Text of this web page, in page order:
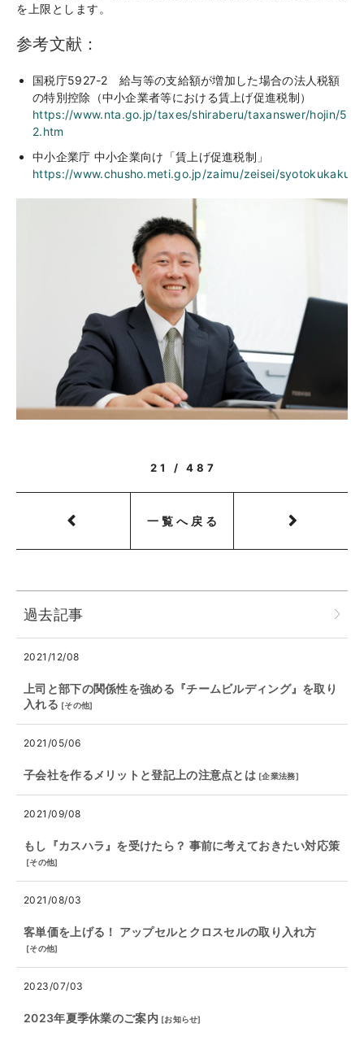
を上限とします。
参考文献：
国税庁5927-2 給与等の支給額が増加した場合の法人税額
の特別控除（中小企業者等における賃上げ促進税制）
https://www.nta.go.jp/taxes/shiraberu/taxanswer/hojin/
2.htm
中小企業庁 中小企業向け「賃上げ促進税制」
https://www.chusho.meti.go.jp/zaimu/zeisei/
21 / 487
一覧へ戻る
過去記事
2021/12/08
上司と部下の関係性を強める『チームビルディング』を取り
入れる [その他]
2021/05/06
子会社を作るメリットと登記上の注意点とは [企業法務]
2021/09/08
もし『カスハラ』を受けたら？ 事前に考えておきたい対応策
[その他]
2021/08/03
客単価を上げる！ アップセルとクロスセルの取り入れ方
[その他]
2023/07/03
2023年夏季休業のご案内 [お知らせ]